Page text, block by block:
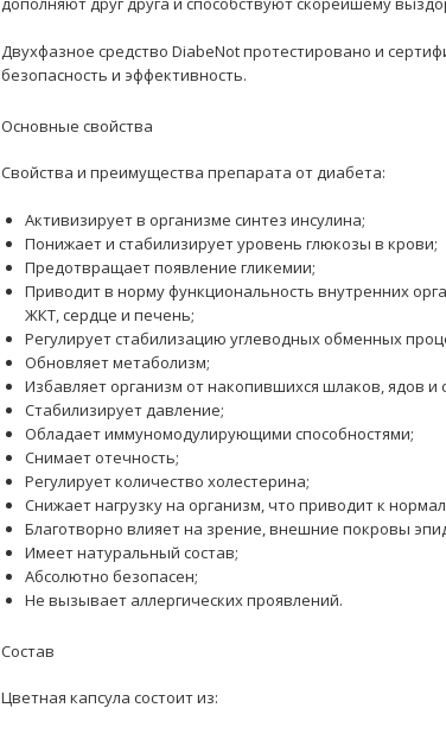
Двухфазное средство DiabeNot протестировано и
безопасность и эффективность.
Основные свойства
Свойства и преимущества препарата от диабета:
Активизирует в организме синтез инсулина;
Понижает и стабилизирует уровень глюкозы в крови;
Предотвращает появление гликемии;
Приводит в норму функциональность внутренних
ЖКТ, сердце и печень;
Регулирует стабилизацию углеводных обменных
Обновляет метаболизм;
Избавляет организм от накопившихся шлаков, ядов и
Стабилизирует давление;
Обладает иммуномодулирующими способностями;
Снимает отечность;
Регулирует количество холестерина;
Снижает нагрузку на организм, что приводит к
Благотворно влияет на зрение, внешние покровы
Имеет натуральный состав;
Абсолютно безопасен;
Не вызывает аллергических проявлений.
Состав
Цветная капсула состоит из: